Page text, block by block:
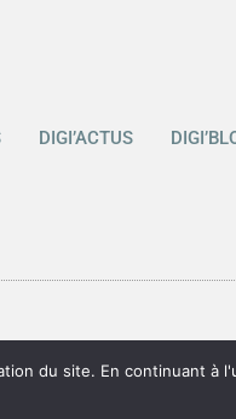
DIGI’ACTUS
du site. En continuant à